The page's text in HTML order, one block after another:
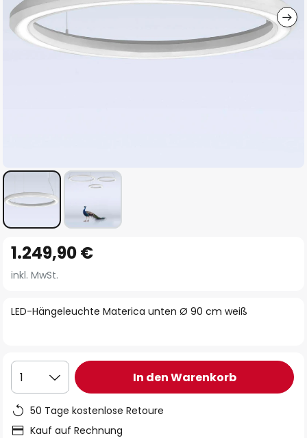
Anfang
der
springen
LED-Hängeleuchte Materica unten Ø 90 cm weiß
1.249,90 €
inkl. MwSt.
1 In den Warenkorb
50 Tage kostenlose Retoure
Kauf auf Rechnung